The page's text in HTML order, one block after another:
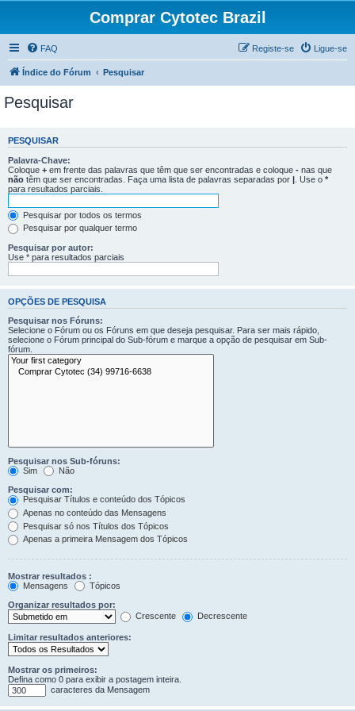
Comprar Cytotec Brazil
FAQ Ligue-se
Registe-se
Índice do Fórum Pesquisar
Pesquisar
PESQUISAR
Palavra-Chave:
Coloque + em frente das palavras que têm que ser encontradas e coloque - nas que
não têm que ser encontradas. Faça uma lista de palavras separadas por | . Use o *
para resultados parciais.
Pesquisar por todos os termos
Pesquisar por qualquer termo
Pesquisar por autor:
Use * para resultados parciais
OPÇÕES DE PESQUISA
Pesquisar nos Fóruns:
Selecione o Fórum ou os Fóruns em que deseja pesquisar. Para ser mais rápido,
selecione o Fórum principal do Sub-fórum e marque a opção de pesquisar em Sub-
fórum.
Pesquisar nos Sub-fóruns:
Sim
Não
Pesquisar com:
Pesquisar Títulos e conteúdo dos Tópicos
Apenas no conteúdo das Mensagens
Pesquisar só nos Títulos dos Tópicos
Apenas a primeira Mensagem dos Tópicos
Mostrar resultados :
Mensagens
Tópicos
Organizar resultados por:
Crescente
Decrescente
Limitar resultados anteriores:
Mostrar os primeiros:
Defina como 0 para exibir a postagem inteira.
caracteres da Mensagem